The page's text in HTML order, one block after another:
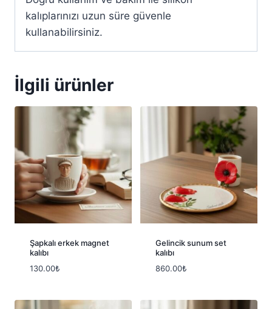
kalıplarınızı uzun süre güvenle
kullanabilirsiniz.
İlgili ürünler
Şapkalı erkek magnet
kalıbı
130.00₺
Gelincik sunum set
kalıbı
860.00₺